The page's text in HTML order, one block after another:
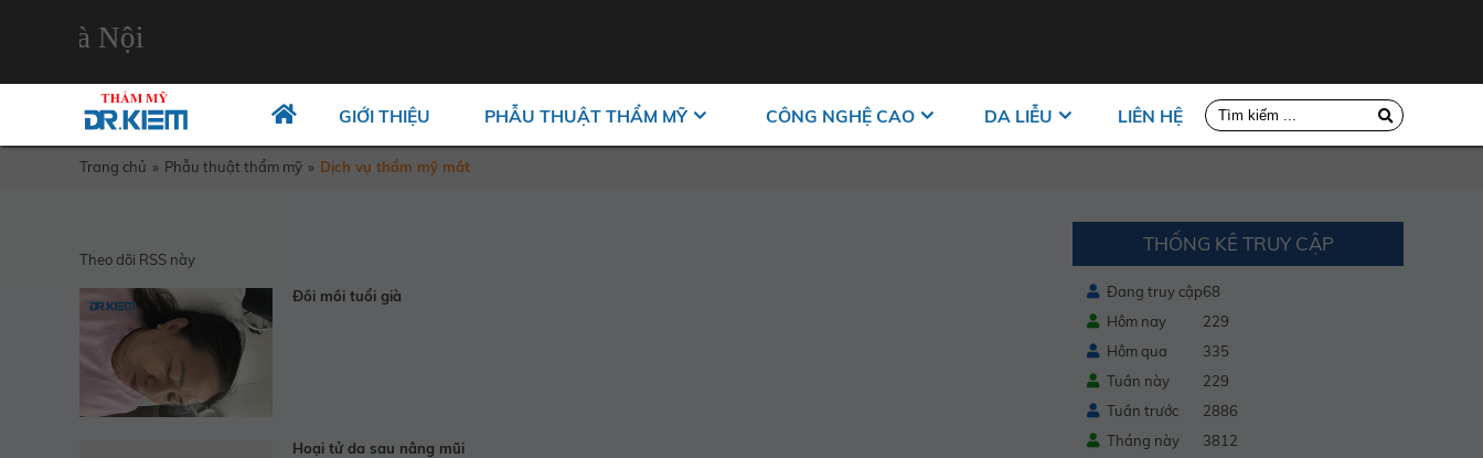
Nội
GIỚI THIỆU PHẪU THUẬT THẨM MỸ CÔNG NGHỆ CAO DA LIỄU LIÊN HỆ
Trang chủ » Phẫu thuật thẩm mỹ » Dịch vụ thẩm mỹ mắt
Theo dõi RSS này
Đồi mồi tuổi già
Hoại tử da sau nâng mũi
THỐNG KÊ TRUY CẬP
Đang truy cập68
Hôm nay
229
Hôm qua
335
Tuần này
229
Tuần trước
2886
Tháng này
3812